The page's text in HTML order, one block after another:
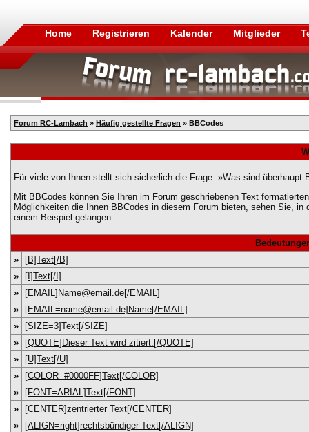
Home Registrieren Kalender Mitglieder
Forum RC-Lambach » Häufig gestellte Fragen » BBCodes
Für viele von Ihnen stellt sich sicherlich die Frage: »Was sind überhaupt
Mit BBCodes können Sie Ihren im Forum geschriebenen Text
Möglichkeiten die Ihnen BBCodes in diesem Forum bieten, sehen Sie,
einem Beispiel gelangen.
»
[B]Text[/B]
»
[I]Text[/I]
»
[EMAIL]Name@email.de[/EMAIL]
»
[EMAIL=name@email.de]Name[/EMAIL]
»
[SIZE=3]Text[/SIZE]
»
[QUOTE]Dieser Text wird zitiert.[/QUOTE]
»
[U]Text[/U]
»
[COLOR=#0000FF]Text[/COLOR]
»
[FONT=ARIAL]Text[/FONT]
»
[CENTER]zentrierter Text[/CENTER]
»
[ALIGN=right]rechtsbündiger Text[/ALIGN]